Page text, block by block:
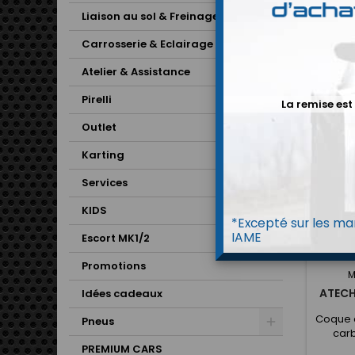
Liaison au sol & Freinage
Carrosserie & Eclairage
Atelier & Assistance
Pirelli
Outlet
Karting
Services
KIDS
Escort MK1/2
Promotions
Idées cadeaux
Pneus
PREMIUM CARS
au style
Il y a 38
Coque
La remise
*Excepté sur les
IAME